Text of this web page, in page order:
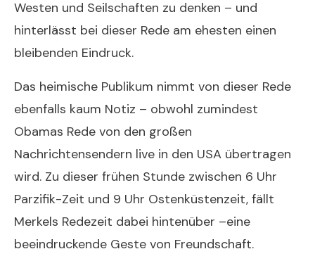
Westen und Seilschaften zu denken – und
hinterlässt bei dieser Rede am ehesten einen
bleibenden Eindruck.
Das heimische Publikum nimmt von dieser Rede
ebenfalls kaum Notiz – obwohl zumindest
Obamas Rede von den großen
Nachrichtensendern live in den USA übertragen
wird. Zu dieser frühen Stunde zwischen 6 Uhr
Parzifik-Zeit und 9 Uhr Ostenküstenzeit, fällt
Merkels Redezeit dabei hintenüber –eine
beeindruckende Geste von Freundschaft.